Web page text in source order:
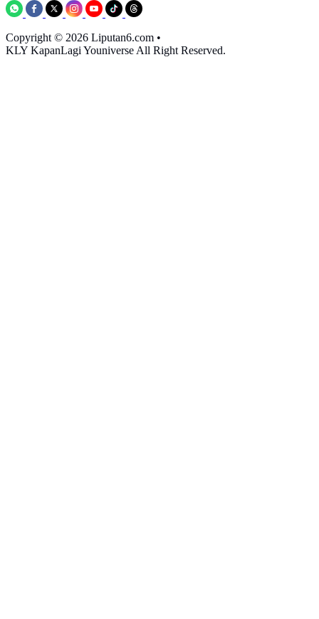
Copyright © 2026 Liputan6.com •
KLY KapanLagi Youniverse All Right Reserved.